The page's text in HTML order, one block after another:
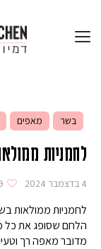
בשר מאפים
לחמניות
4 בדצמבר 2024
לחמניות ממולאות
הלחם שסופג את כל
מדובר מאפה רך